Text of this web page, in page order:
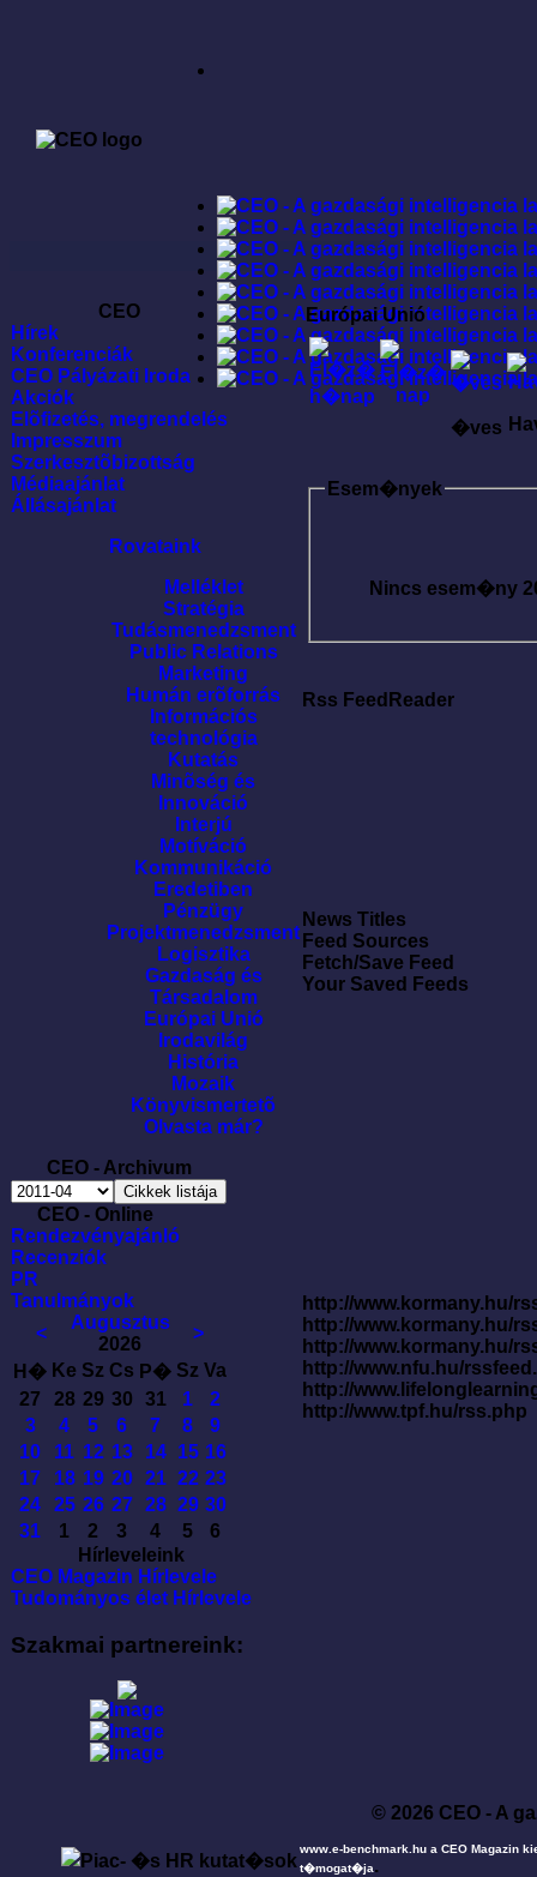
CEO
Hírek
Konferenciák
CEO Pályázati Iroda
Akciók
Elõfizetés, megrendelés
Impresszum
Szerkesztõbizottság
Médiaajánlat
Állásajánlat
Rovataink
Melléklet
Stratégia
Tudásmenedzsment
Public Relations
Marketing
Humán erõforrás
Információs
technológia
Kutatás
Minõség és
Innováció
Interjú
Motíváció
Kommunikáció
Eredetiben
Pénzügy
Projektmenedzsment
Logisztika
Gazdaság és
Társadalom
Európai Unió
Irodavilág
História
Mozaik
Könyvismertetõ
Olvasta már?
CEO - Archivum
CEO - Online
Rendezvényajánló
Recenziók
PR
Tanulmányok
<
Augusztus
2026
>
H� Ke Sz Cs P� Sz Va
27
28 29 30 31 1
2
3
4 5 6 7 8
9
10
11 12 13 14 15 16
17
18 19 20 21 22 23
24
25 26 27 28 29 30
31
1 2 3 4 5
6
Hírleveleink
CEO Magazin Hírlevele
Tudományos élet Hírlevele
Szakmai partnereink:
Európai Unió
�ves
Esem�nyek
Nincs esem�ny
Rss FeedReader
News Titles
Feed Sources
Fetch/Save Feed
Your Saved Feeds
http://www.kormany.hu/
http://www.kormany.hu/
http://www.kormany.hu/
http://www.nfu.hu/
http://
http://www.tpf.hu/rss.php
© 2026 CEO - A
www.e-benchmark.hu a CEO Magazin
t�mogat�ja.